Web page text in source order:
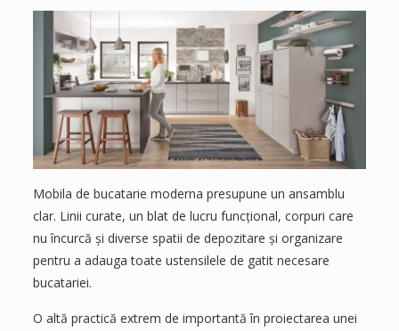
Mobila de bucatarie moderna presupune un ansamblu
clar. Linii curate, un blat de lucru funcțional, corpuri care
nu încurcă și diverse spatii de depozitare și organizare
pentru a adauga toate ustensilele de gatit necesare
bucatariei.
O altă practică extrem de importantă în proiectarea unei